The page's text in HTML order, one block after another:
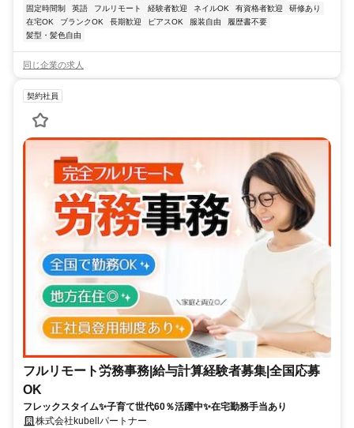
固定時間制
英語 フルリモート 経験者歓迎 ネイルOK 有資格者歓迎
研修あり
在宅OK
ブランクOK 長期歓迎 ピアスOK 服装自由
履歴書不要
髪型・髪色自由
同じ企業の求人
契約社員
フルリモート労務事務|給与計算経験者募集|全国応募
OK
フレックスタイム✨子育て世代60％活躍中✨在宅勤務手当あり
株式会社kubellパートナー